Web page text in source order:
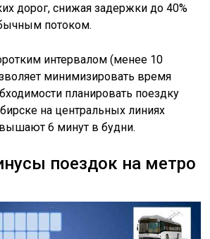
дорог, снижая задержки до 40%
потоком.
интервалом (менее 10
минимизировать время
планировать поездку
на центральных линиях
6 минут в будни.
поездок на метро